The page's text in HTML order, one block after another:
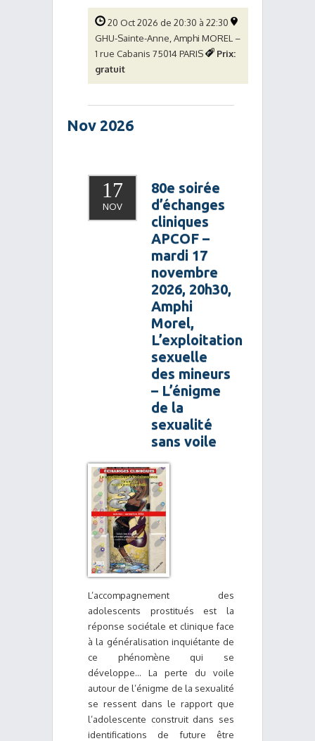
20 Oct 2026 de 20:30 à 22:30
GHU-Sainte-Anne, Amphi MOREL –
1 rue Cabanis 75014 PARIS
Prix:
gratuit
Nov 2026
17
NOV
80e soirée
d’échanges
cliniques
APCOF –
mardi 17
novembre
2026, 20h30,
Amphi
Morel,
L’exploitation
sexuelle
des mineurs
– L’énigme
de la
sexualité
sans voile
L’accompagnement des
adolescents prostitués est la
réponse sociétale et clinique face
à la généralisation inquiétante de
ce phénomène qui se
développe... La perte du voile
autour de l’énigme de la sexualité
se ressent dans le rapport que
l’adolescente construit dans ses
identifications de future être